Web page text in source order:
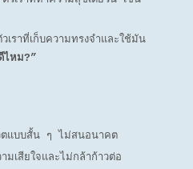
าที่เก็บความทรงจำและใช้มัน
ไหม?”
ตแบบสั้น ๆ ไม่สนอนาคต
เสียใจและไม่กล้าก้าวต่อ